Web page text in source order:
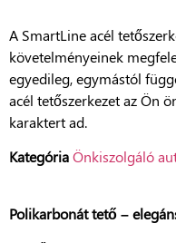
A SmartLine acél
követelményeinek
egyedileg, egymástól
acél tetőszerkezet az Ön
karaktert ad.
KategóriaÖnkiszolgáló
Polikarbonát tető –